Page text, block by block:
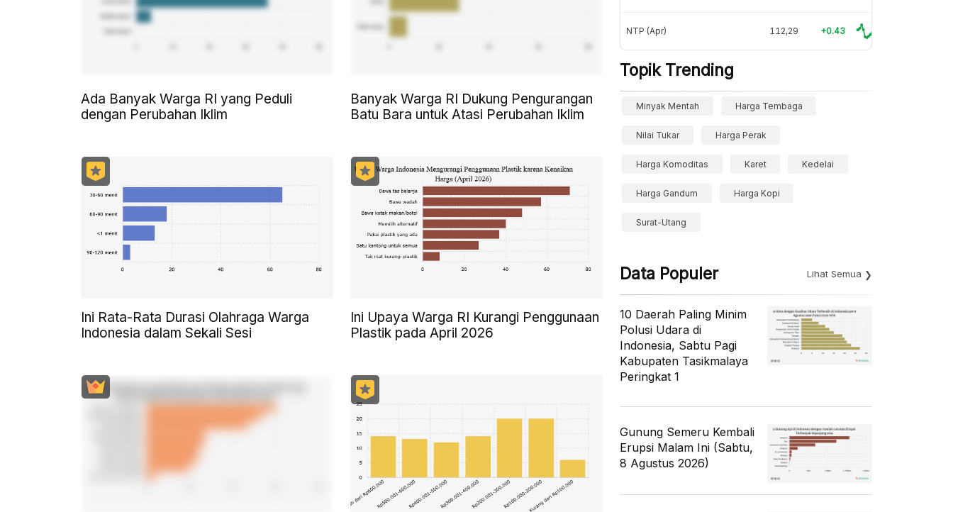
Ada Banyak Warga RI yang Peduli
dengan Perubahan Iklim
Banyak Warga RI Dukung Pengurangan
Batu Bara untuk Atasi Perubahan Iklim
Ini Rata-Rata Durasi Olahraga Warga
Indonesia dalam Sekali Sesi
Ini Upaya Warga RI Kurangi Penggunaan
Plastik pada April 2026
NTP (Apr) 112,29 +0.43
Topik Trending
Minyak Mentah Harga Tembaga
Nilai Tukar Harga Perak
Harga Komoditas Karet Kedelai
Harga Gandum Harga Kopi
Surat-Utang
Data Populer Lihat Semua
10 Daerah Paling Minim
Polusi Udara di
Indonesia, Sabtu Pagi
Kabupaten Tasikmalaya
Peringkat 1
Gunung Semeru Kembali
Erupsi Malam Ini (Sabtu,
8 Agustus 2026)